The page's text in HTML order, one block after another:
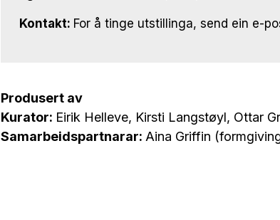
Kontakt: For å tinge utstillinga, send ein e-
Produsert av
Kurator: Eirik Helleve, Kirsti Langstøyl, Ottar
Samarbeidspartnarar: Aina Griffin